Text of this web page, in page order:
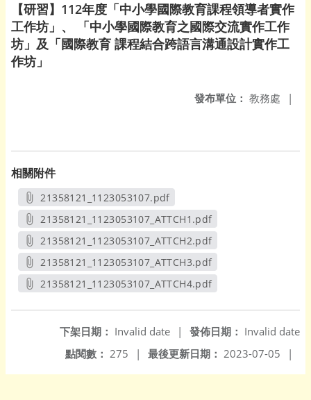
【研習】112年度「中小學國際教育課程領導者實作
工作坊」、 「中小學國際教育之國際交流實作工作
坊」及「國際教育 課程結合跨語言溝通設計實作工
作坊」
發布單位： 教務處 |
相關附件
21358121_1123053107.pdf
另開新視窗
21358121_1123053107_ATTCH1.pdf
另開新視窗
21358121_1123053107_ATTCH2.pdf
另開新視窗
21358121_1123053107_ATTCH3.pdf
另開新視窗
21358121_1123053107_ATTCH4.pdf
發佈日期： Invalid date
下架日期： Invalid date
|
最後更新日期： 2023-07-05 |
點閱數： 275 |